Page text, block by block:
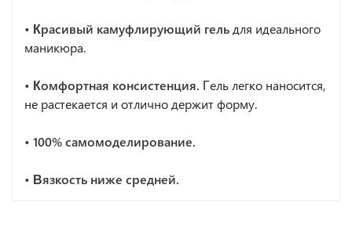
• Красивый камуфлирующий гель для идеального
маникюра.
• Комфортная консистенция. Гель легко наносится,
не растекается и отлично держит форму.
• 100% самомоделирование.
• Вязкость ниже средней.